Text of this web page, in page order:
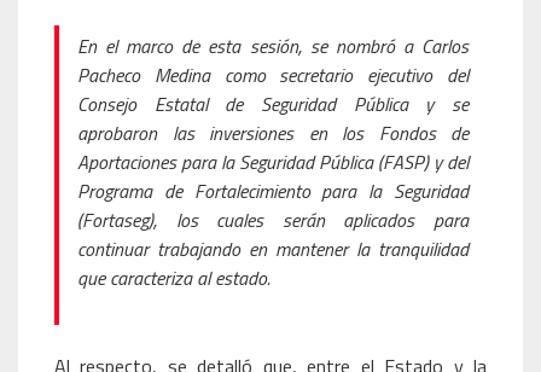
En el marco de esta sesión, se nombró a Carlos
Pacheco Medina como secretario ejecutivo del
Consejo Estatal de Seguridad Pública y se
aprobaron las inversiones en los Fondos de
Aportaciones para la Seguridad Pública (FASP) y del
Programa de Fortalecimiento para la Seguridad
(Fortaseg), los cuales serán aplicados para
continuar trabajando en mantener la tranquilidad
que caracteriza al estado.
Al respecto, se detalló que, entre el Estado y la